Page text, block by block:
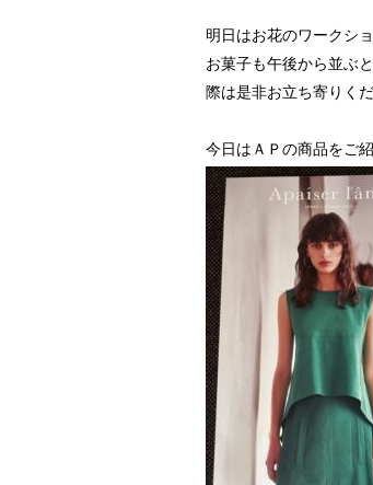
明日はお花のワークシ
お菓子も午後から並ぶ
際は是非お立ち寄りく
今日はＡＰの商品をご